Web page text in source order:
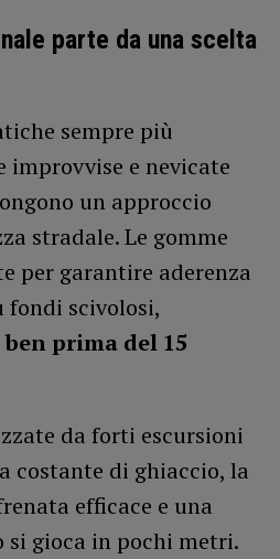
parte da una scelta
sempre più
e nevicate
un approccio
stradale. Le gomme
per garantire aderenza
fondi scivolosi,
ben prima del 15
da forti escursioni
costante di ghiaccio, la
efficace e una
gioca in pochi metri.